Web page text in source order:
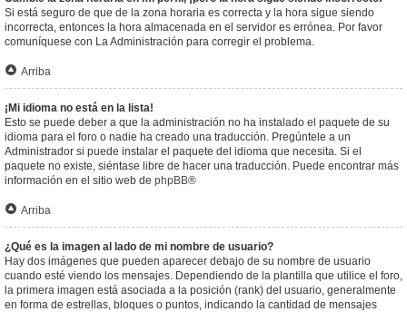
Si está seguro de que de la zona horaria es correcta y la hora sigue siendo
incorrecta, entonces la hora almacenada en el servidor es errónea. Por favor
comuníquese con La Administración para corregir el problema.
Arriba
¡Mi idioma no está en la lista!
Esto se puede deber a que la administración no ha instalado el paquete de su
idioma para el foro o nadie ha creado una traducción. Pregúntele a un
Administrador si puede instalar el paquete del idioma que necesita. Si el
paquete no existe, siéntase libre de hacer una traducción. Puede encontrar más
información en el sitio web de phpBB®
Arriba
¿Qué es la imagen al lado de mi nombre de usuario?
Hay dos imágenes que pueden aparecer debajo de su nombre de usuario
cuando esté viendo los mensajes. Dependiendo de la plantilla que utilice el foro,
la primera imagen está asociada a la posición (rank) del usuario, generalmente
en forma de estrellas, bloques o puntos, indicando la cantidad de mensajes